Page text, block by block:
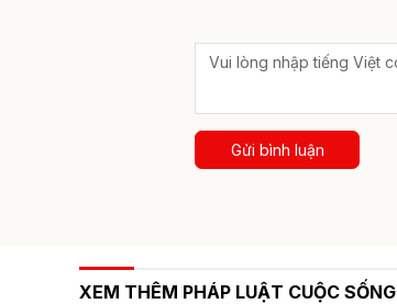
Gửi bình luận
XEM THÊM PHÁP LUẬT CUỘC SỐNG